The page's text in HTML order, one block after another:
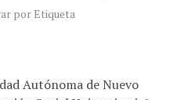
por Etiqueta
Autónoma de Nuevo